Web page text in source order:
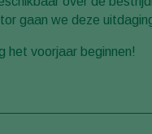
gaan we deze
het voorjaar beginnen!